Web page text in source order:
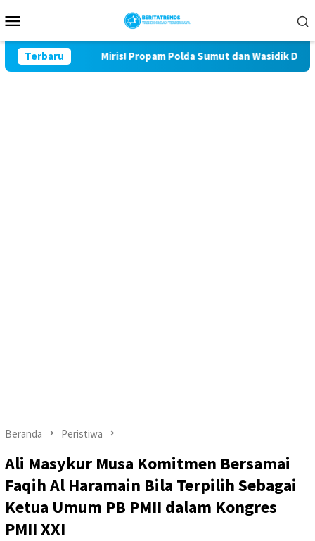
ke
Mobile
TerbaruMiris! Propam Polda Sumut dan Wasidik Ditreskrimum
Beranda Peristiwa
Ali Masykur Musa Komitmen Bersamai
Faqih Al Haramain Bila Terpilih Sebagai
Ketua Umum PB PMII dalam Kongres
PMII XXI